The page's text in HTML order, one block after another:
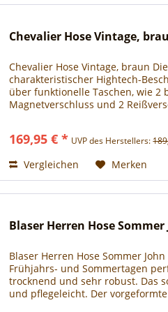
Chevalier Hose Vintage,
Chevalier Hose Vintage, braun
charakteristischer Hightech-
über funktionelle Taschen, wie 2
Magnetverschluss und 2
169,95 € * UVP des Herstellers:
Vergleichen Merken
Blaser Herren Hose Sommer
Blaser Herren Hose Sommer
Frühjahrs- und Sommertagen
trocknend und sehr robust. Das
und pflegeleicht. Der